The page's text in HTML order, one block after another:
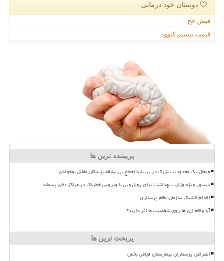
دوستان خود درمانی
فیش حج
قیمت بیسیم کنوود
پربیننده ترین ها
جنجال یک محدودیت بزرگ در بریتانیا اجماع بی سابقه پزشکان مقابل نوجوانان
دستور ویژه وزارت بهداشت برای رویارویی با ویروس خطرناک در مراکز دفن پسماند
اقدام قشنگ سازمان نظام پرستاری
آیا واقعا ژن ها روی شخصیت ما اثر دارند؟
پربحث ترین ها
اعتراض پرستاران بیمارستان فیاض بخش